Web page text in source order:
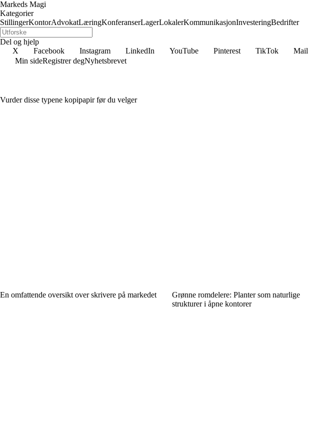
Markeds Magi
Kategorier
StillingerKontorAdvokatLæringKonferanserLagerLokalerKommunikasjonInvesteringBedrifter
Del og hjelp
X
Facebook Instagram LinkedIn YouTube Pinterest TikTok Mail
Min sideRegistrer degNyhetsbrevet
Vurder disse typene kopipapir før du velger
En omfattende oversikt over skrivere på markedet
Grønne romdelere: Planter som naturlige
strukturer i åpne kontorer